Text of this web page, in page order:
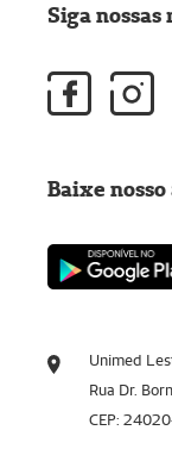
Unimed
Rua Dr.
CEP:
Siga nossas
Baixe